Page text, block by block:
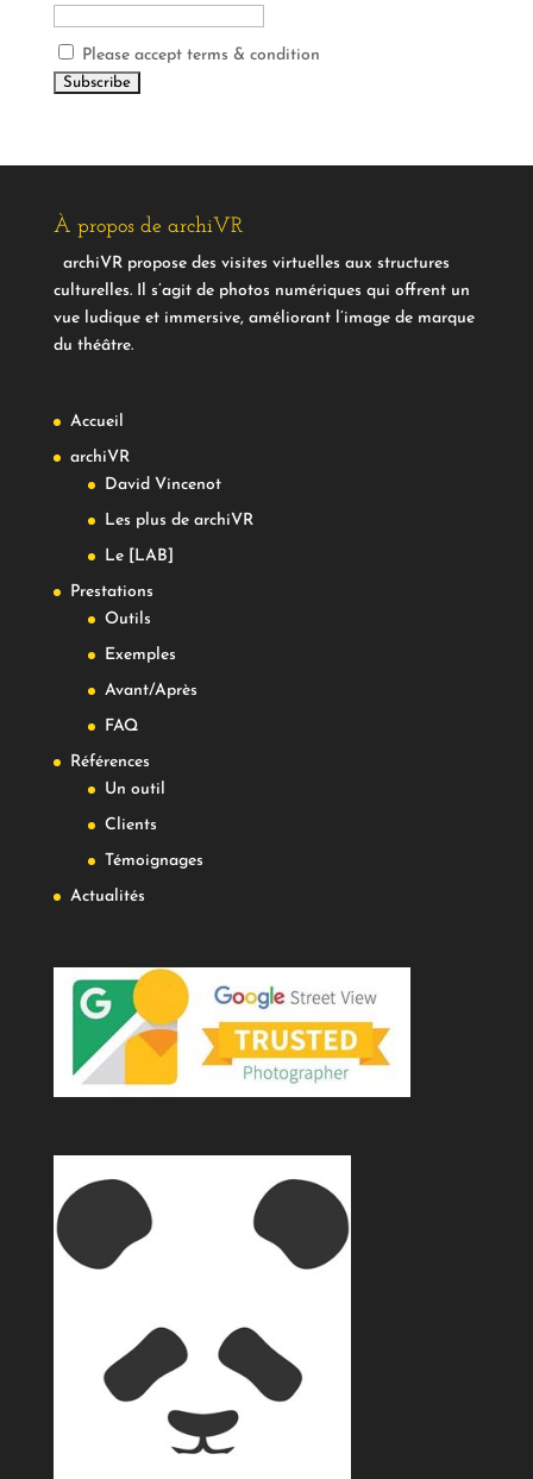
Please accept terms & condition
À propos de archiVR
archiVR propose des visites virtuelles aux structures
culturelles. Il s’agit de photos numériques qui offrent un
vue ludique et immersive, améliorant l’image de marque
du théâtre.
Accueil
archiVR
David Vincenot
Les plus de archiVR
Le [LAB]
Prestations
Outils
Exemples
Avant/Après
FAQ
Références
Un outil
Clients
Témoignages
Actualités